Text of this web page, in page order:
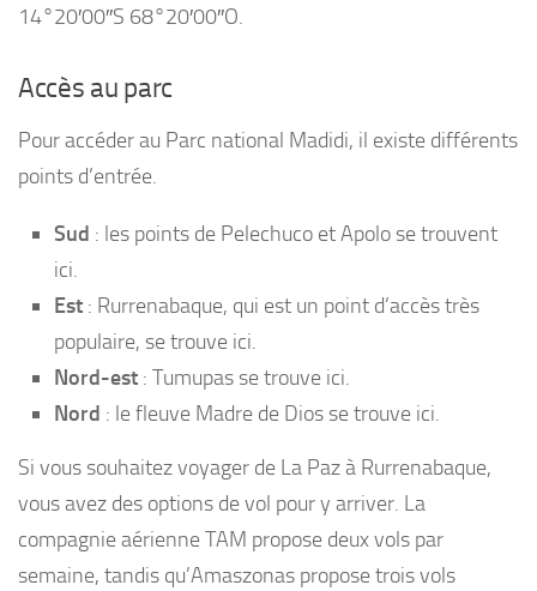
14°20′00″S 68°20′00″O.
Accès au parc
Pour accéder au Parc national Madidi, il existe différents
points d’entrée.
Sud : les points de Pelechuco et Apolo se trouvent
ici.
Est : Rurrenabaque, qui est un point d’accès très
populaire, se trouve ici.
Nord-est : Tumupas se trouve ici.
Nord : le fleuve Madre de Dios se trouve ici.
Si vous souhaitez voyager de La Paz à Rurrenabaque,
vous avez des options de vol pour y arriver. La
compagnie aérienne TAM propose deux vols par
semaine, tandis qu’Amaszonas propose trois vols